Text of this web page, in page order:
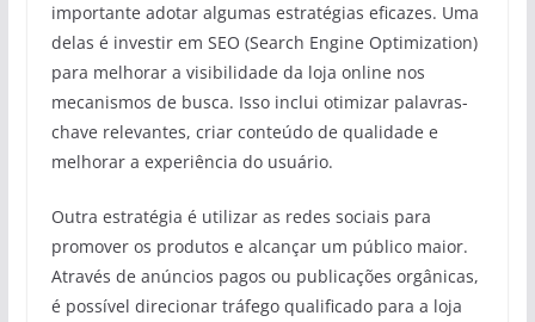
importante adotar algumas estratégias eficazes. Uma
delas é investir em SEO (Search Engine Optimization)
para melhorar a visibilidade da loja online nos
mecanismos de busca. Isso inclui otimizar palavras-
chave relevantes, criar conteúdo de qualidade e
melhorar a experiência do usuário.
Outra estratégia é utilizar as redes sociais para
promover os produtos e alcançar um público maior.
Através de anúncios pagos ou publicações orgânicas,
é possível direcionar tráfego qualificado para a loja